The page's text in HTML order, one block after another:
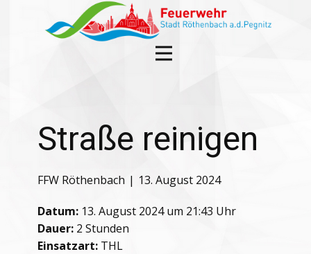
Straße reinigen
FFW Röthenbach 13. August 2024
Datum: 13. August 2024 um 21:43 Uhr
Dauer: 2 Stunden
Einsatzart: THL